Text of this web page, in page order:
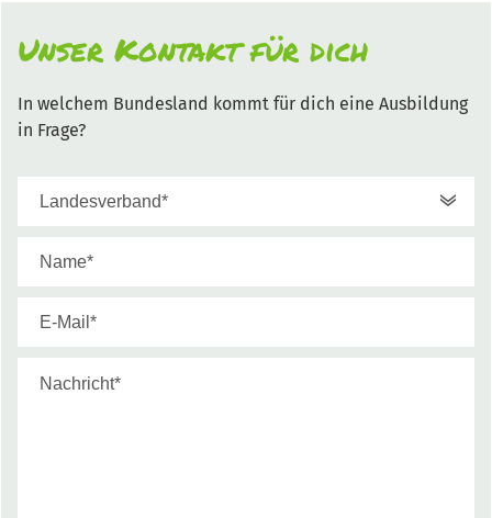
Unser Kontakt für dich
In welchem Bundesland kommt für dich eine Ausbildung
in Frage?